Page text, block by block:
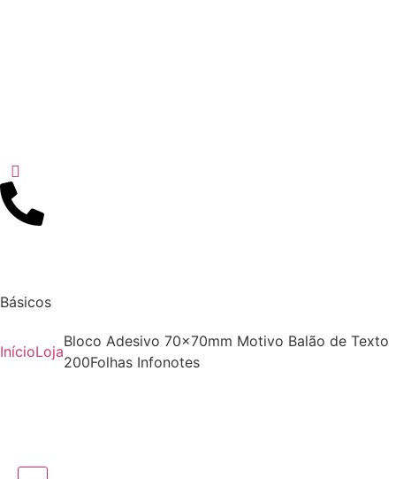
Básicos
InícioLoja
Bloco Adesivo 70x70mm Motivo Balão de Texto
200Folhas Infonotes